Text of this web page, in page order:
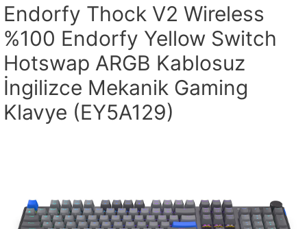
Endorfy Thock V2 Wireless
%100 Endorfy Yellow Switch
Hotswap ARGB Kablosuz
İngilizce Mekanik Gaming
Klavye (EY5A129)